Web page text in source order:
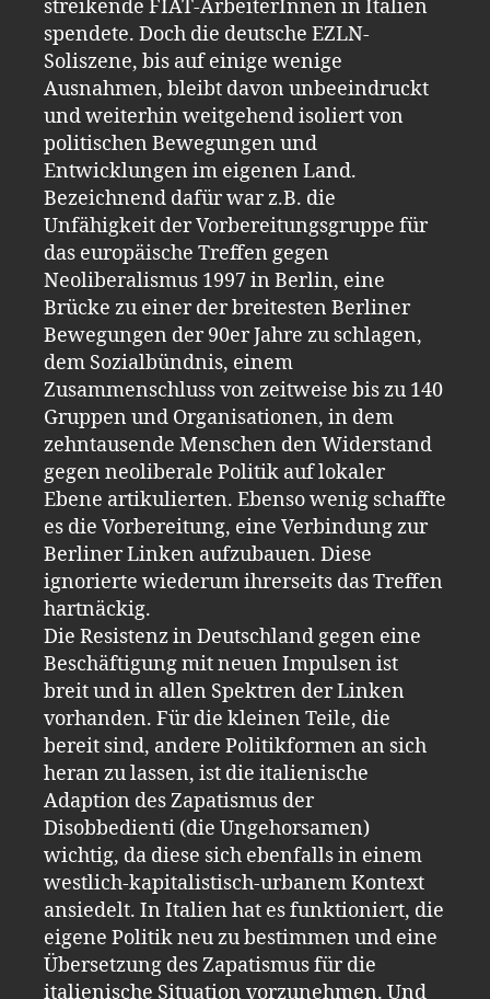
streikende FIAT-ArbeiterInnen in Italien
spendete. Doch die deutsche EZLN-
Soliszene, bis auf einige wenige
Ausnahmen, bleibt davon unbeeindruckt
und weiterhin weitgehend isoliert von
politischen Bewegungen und
Entwicklungen im eigenen Land.
Bezeichnend dafür war z.B. die
Unfähigkeit der Vorbereitungsgruppe für
das europäische Treffen gegen
Neoliberalismus 1997 in Berlin, eine
Brücke zu einer der breitesten Berliner
Bewegungen der 90er Jahre zu schlagen,
dem Sozialbündnis, einem
Zusammenschluss von zeitweise bis zu 140
Gruppen und Organisationen, in dem
zehntausende Menschen den Widerstand
gegen neoliberale Politik auf lokaler
Ebene artikulierten. Ebenso wenig schaffte
es die Vorbereitung, eine Verbindung zur
Berliner Linken aufzubauen. Diese
ignorierte wiederum ihrerseits das Treffen
hartnäckig.
Die Resistenz in Deutschland gegen eine
Beschäftigung mit neuen Impulsen ist
breit und in allen Spektren der Linken
vorhanden. Für die kleinen Teile, die
bereit sind, andere Politikformen an sich
heran zu lassen, ist die italienische
Adaption des Zapatismus der
Disobbedienti (die Ungehorsamen)
wichtig, da diese sich ebenfalls in einem
westlich-kapitalistisch-urbanem Kontext
ansiedelt. In Italien hat es funktioniert, die
eigene Politik neu zu bestimmen und eine
Übersetzung des Zapatismus für die
italienische Situation vorzunehmen. Und